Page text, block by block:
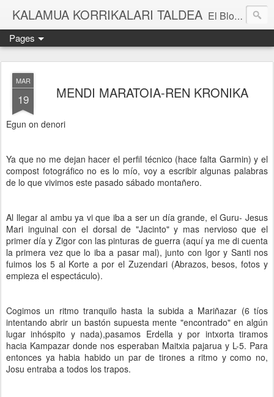
KALAMUA KORRIKALARI TALDEA El Blog de una cuadrilla de "frikis" que quedan para correr por el monte. Si quieres experimentar nuevas sensaciones acompañad@ de buena gente o simplemente probar eso de correr por el monte solo tienes que apuntarte a una de nuestras kedadas. Eibarko Korrikalari Friki talde bat gara.Menditik korrika egitea zer den probatu nahi baduzu gure "kedadetako" batera etorri. Blog honetan gure abentura eta bizipenak kontatzen ditugu, baina dena ez sinestu...
Pages
MAR
19 MENDI MARATOIA-REN KRONIKA
Egun on denori
Ya que no me dejan hacer el perfil técnico (hace falta Garmin) y el
compost fotográfico no es lo mío, voy a escribir algunas palabras
de lo que vivimos este pasado sábado montañero.
Al llegar al ambu ya vi que iba a ser un día grande, el Guru- Jesus
Mari inguinal con el dorsal de "Jacinto" y mas nervioso que el
primer día y Zigor con las pinturas de guerra (aquí ya me di cuenta
la primera vez que lo iba a pasar mal), junto con Igor y Santi nos
fuimos los 5 al Korte a por el Zuzendari (Abrazos, besos, fotos y
empieza el espectáculo).
Cogimos un ritmo tranquilo hasta la subida a Mariñazar (6 tíos
intentando abrir un bastón supuesta mente "encontrado" en algún
lugar inhóspito y nada),pasamos Erdella y por intxorta tiramos
hacia Kampazar donde nos esperaban Maitxia pajarua y L-5. Para
entonces ya habia habido un par de tirones a ritmo y como no,
Josu entraba a todos los trapos.